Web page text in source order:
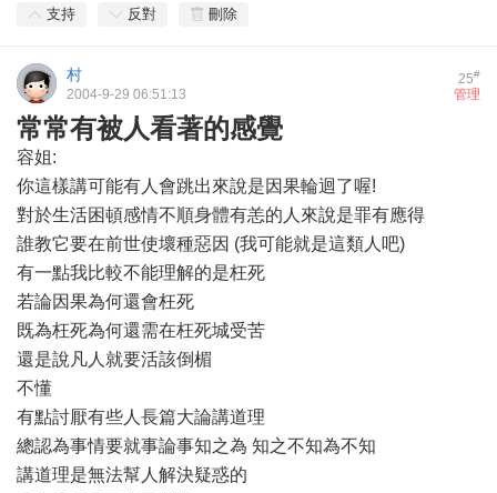
支持 反對 刪除
25#
村
管理
2004-9-29 06:51:13
常常有被人看著的感覺
容姐:
你這樣講可能有人會跳出來說是因果輪迴了喔!
對於生活困頓感情不順身體有恙的人來說是罪有應得
誰教它要在前世使壞種惡因 (我可能就是這類人吧)
有一點我比較不能理解的是枉死
若論因果為何還會枉死
既為枉死為何還需在枉死城受苦
還是說凡人就要活該倒楣
不懂
有點討厭有些人長篇大論講道理
總認為事情要就事論事知之為 知之不知為不知
講道理是無法幫人解決疑惑的